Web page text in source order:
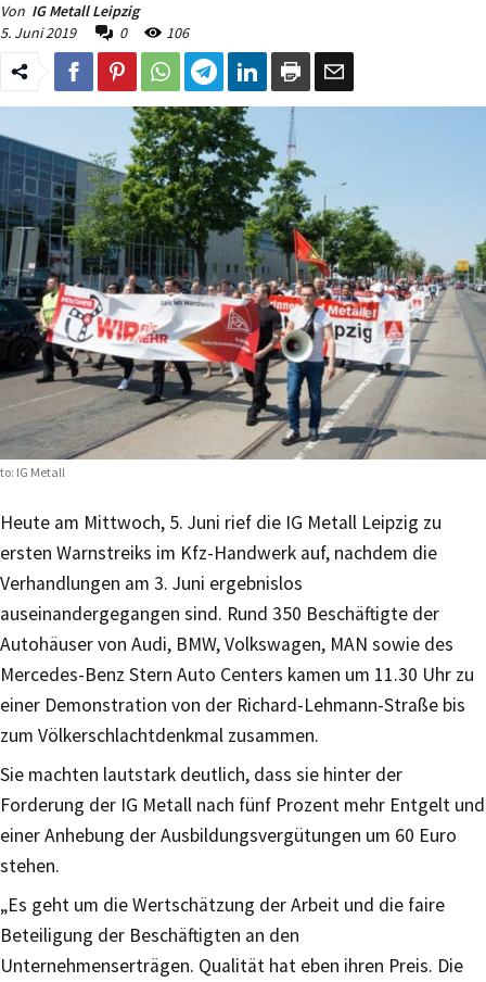
Von IG Metall Leipzig
5. Juni 2019
0 106
IG Metall
Heute am Mittwoch, 5. Juni rief die IG Metall Leipzig zu
ersten Warnstreiks im Kfz-Handwerk auf, nachdem die
Verhandlungen am 3. Juni ergebnislos
auseinandergegangen sind. Rund 350 Beschäftigte der
Autohäuser von Audi, BMW, Volkswagen, MAN sowie des
Mercedes-Benz Stern Auto Centers kamen um 11.30 Uhr zu
einer Demonstration von der Richard-Lehmann-Straße bis
zum Völkerschlachtdenkmal zusammen.
Sie machten lautstark deutlich, dass sie hinter der
Forderung der IG Metall nach fünf Prozent mehr Entgelt und
einer Anhebung der Ausbildungsvergütungen um 60 Euro
stehen.
„Es geht um die Wertschätzung der Arbeit und die faire
Beteiligung der Beschäftigten an den
Unternehmenserträgen. Qualität hat eben ihren Preis. Die